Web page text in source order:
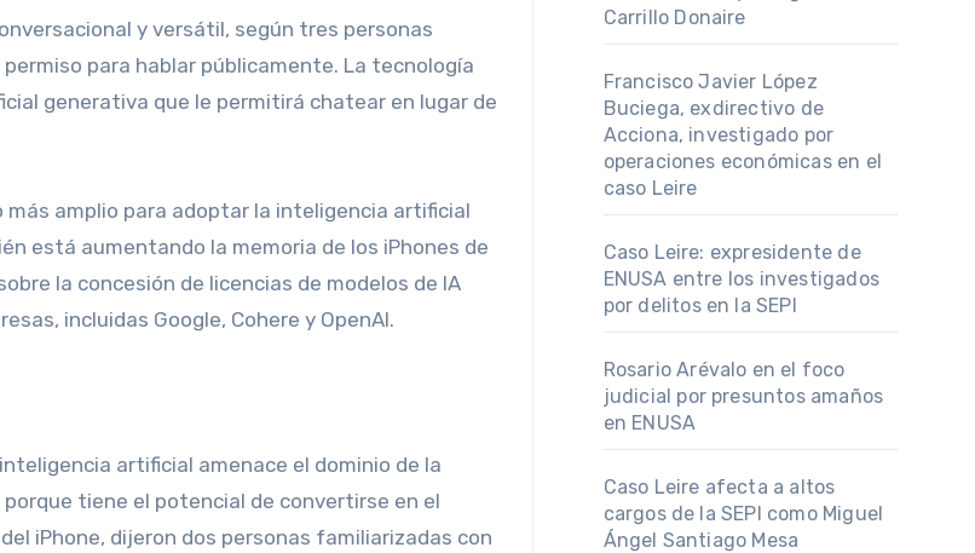
y versátil, según tres personas
para hablar públicamente. La tecnología
generativa que le permitirá chatear en lugar de
amplio para adoptar la inteligencia artificial
está aumentando la memoria de los iPhones de
la concesión de licencias de modelos de IA
incluidas Google, Cohere y OpenAI.
artificial amenace el dominio de la
tiene el potencial de convertirse en el
iPhone, dijeron dos personas familiarizadas con
Carrillo Donaire
Francisco Javier López
Buciega, exdirectivo de
Acciona, investigado por
operaciones económicas en el
caso Leire
Caso Leire: expresidente de
ENUSA entre los investigados
por delitos en la SEPI
Rosario Arévalo en el foco
judicial por presuntos amaños
en ENUSA
Caso Leire afecta a altos
cargos de la SEPI como Miguel
Ángel Santiago Mesa